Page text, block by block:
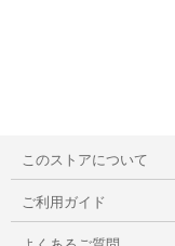
このストアについて
ご利用ガイド